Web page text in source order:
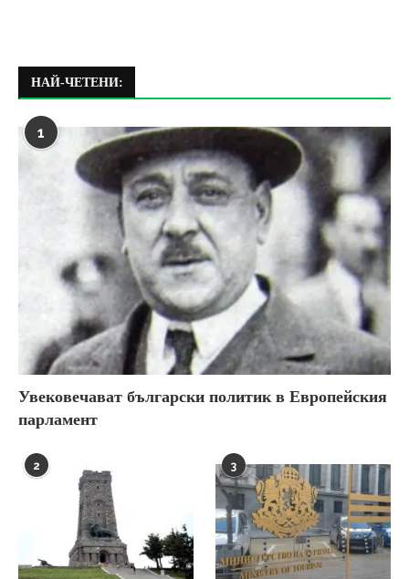
НАЙ-ЧЕТЕНИ:
1
Увековечават български политик в Европейския
парламент
2 3